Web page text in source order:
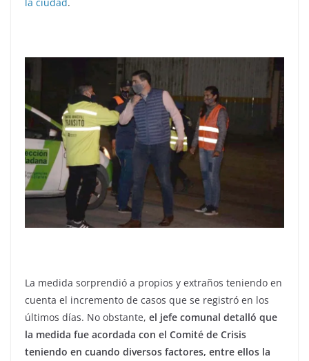
La medida sorprendió a propios y extraños teniendo en
cuenta el incremento de casos que se registró en los
últimos días. No obstante, el jefe comunal detalló que
la medida fue acordada con el Comité de Crisis
teniendo en cuando diversos factores, entre ellos la